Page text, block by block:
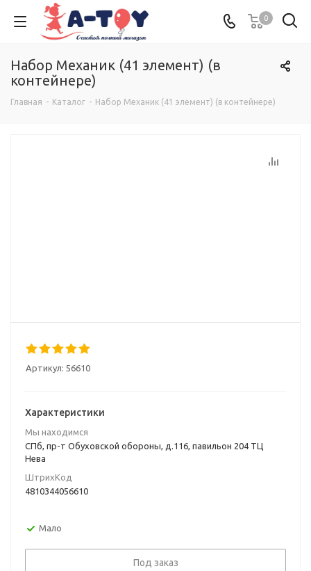
0
Набор Механик (41 элемент) (в
контейнере)
Главная - Каталог - Набор Механик (41 элемент) (в контейнере)
Артикул: 56610
Характеристики
Мы находимся
СПб, пр-т Обуховской обороны, д.116, павильон 204 ТЦ
Нева
ШтрихКод
4810344056610
Мало
Под заказ